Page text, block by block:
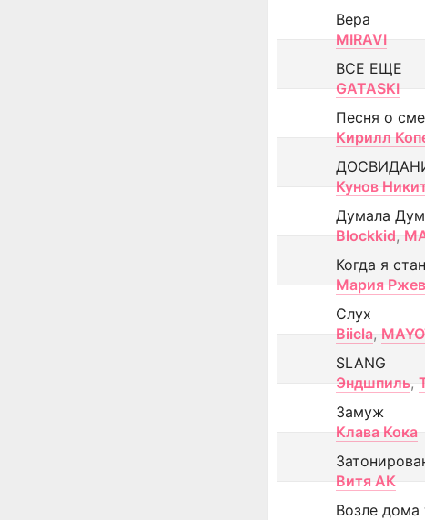
Вера
MIRAVI
ВСЕ ЕЩЕ
GATASKI
Песня о
Кирилл
Кунов
Думала
Blockkid,
Когда я
Мария
Слух
Biicla,
SLANG
Эндшпиль,
Замуж
Клава Кока
Витя АК
Возле дома